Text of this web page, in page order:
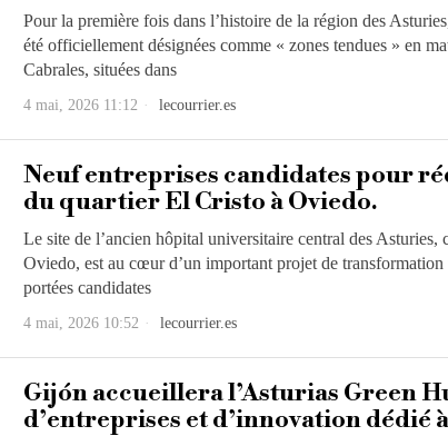
Pour la première fois dans l’histoire de la région des
été officiellement désignées comme « zones tendues » en
Cabrales, situées dans
4 mai, 2026 11:12 lecourrier.es
Neuf entreprises candidates pour
du quartier El Cristo à Oviedo.
Le site de l’ancien hôpital universitaire central des
Oviedo, est au cœur d’un important projet de
portées candidates
4 mai, 2026 10:52 lecourrier.es
Gijón accueillera l’Asturias Green
d’entreprises et d’innovation dédié